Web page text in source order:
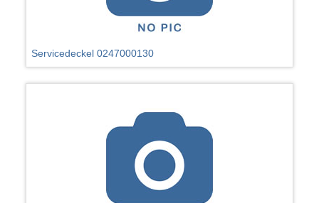
Servicedeckel 0247000130